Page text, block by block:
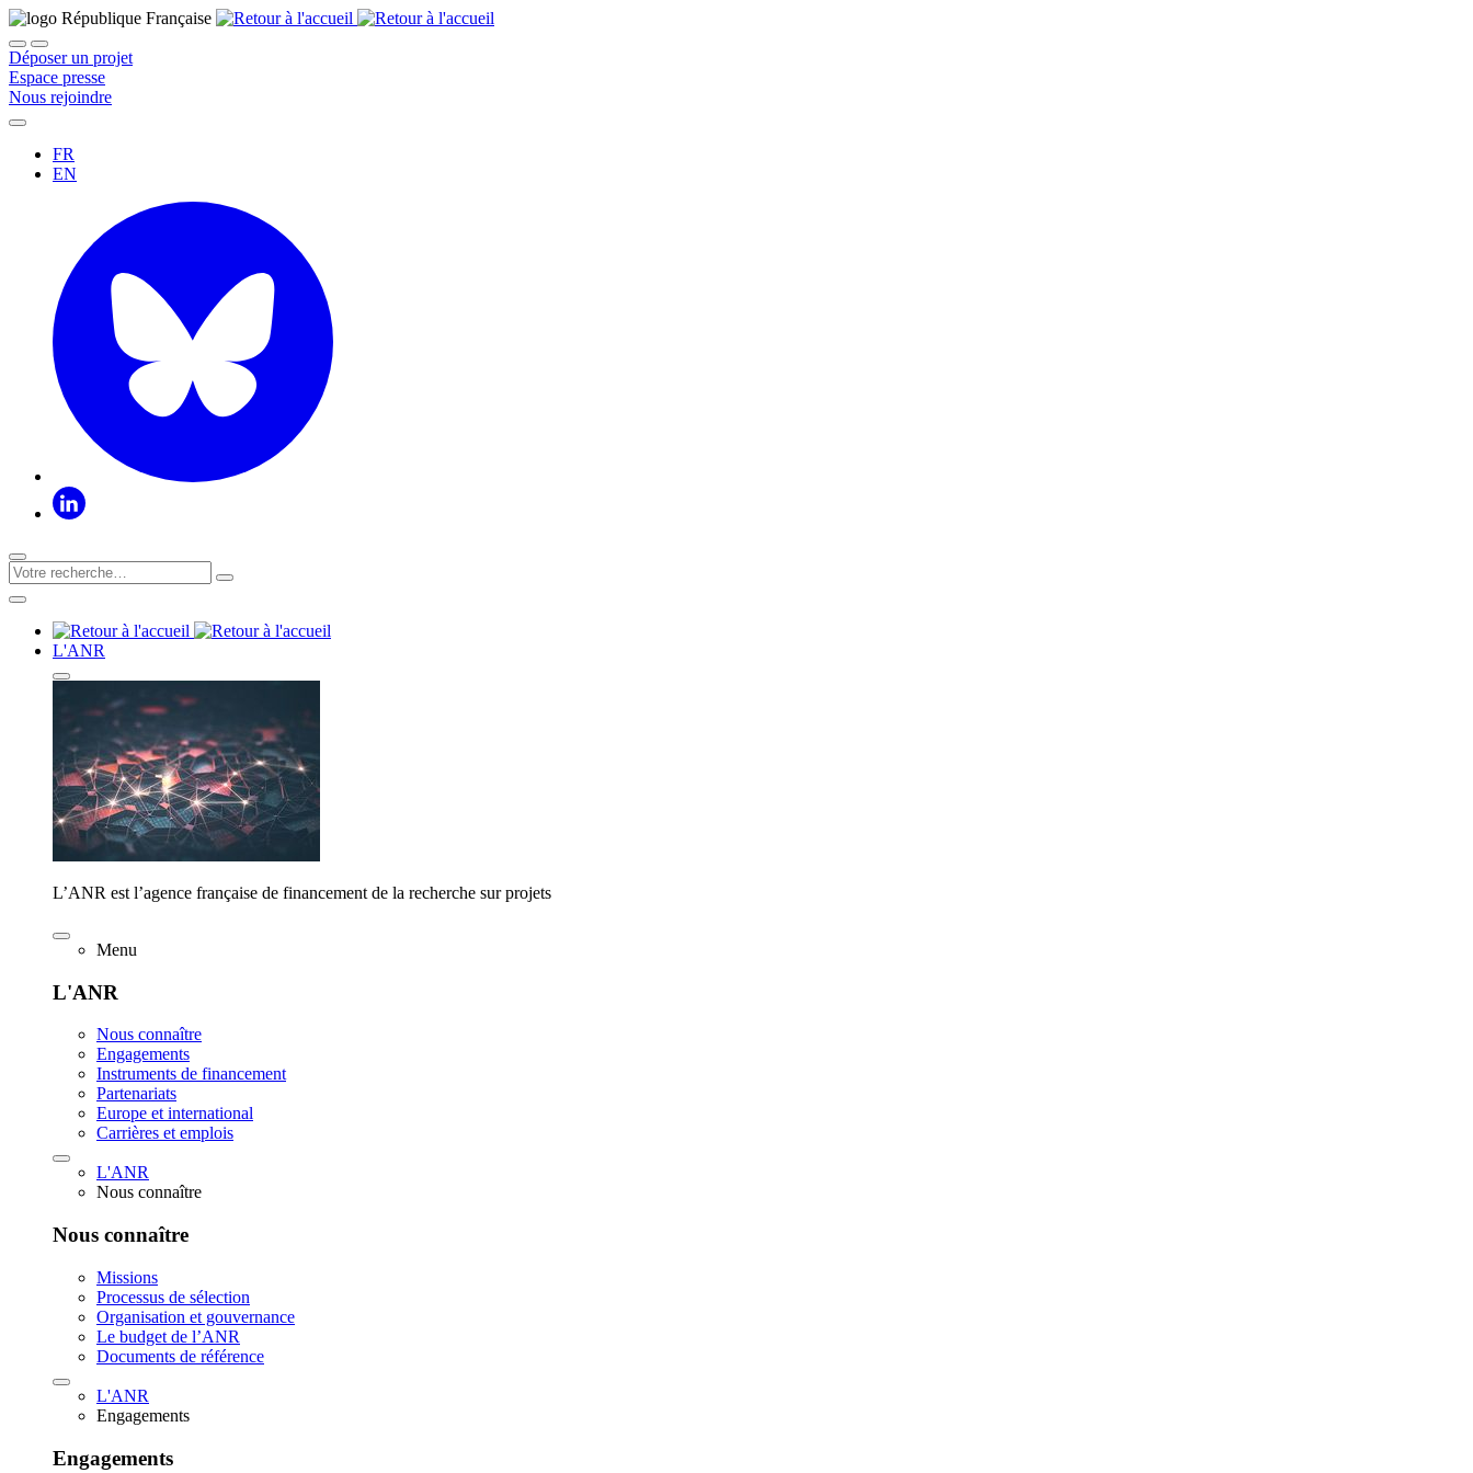
Déposer un projet
Espace presse
Nous rejoindre
FR
EN
L'ANR
L’ANR est l’agence française de financement de la recherche sur projets
Menu
L'ANR
Nous connaître
Engagements
Instruments de financement
Partenariats
Europe et international
Carrières et emplois
L'ANR
Nous connaître
Nous connaître
Missions
Processus de sélection
Organisation et gouvernance
Le budget de l’ANR
Documents de référence
L'ANR
Engagements
Engagements